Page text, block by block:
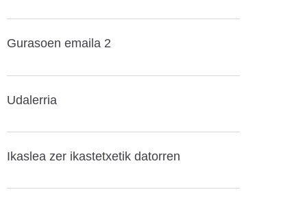
Gurasoen emaila 2
Udalerria
Ikaslea zer ikastetxetik datorren